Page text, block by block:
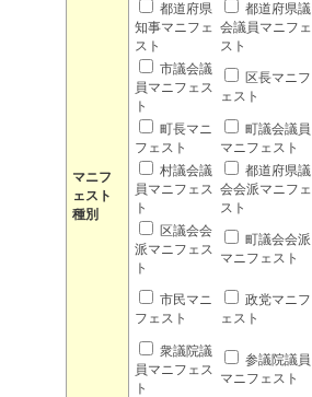
マニフ
ェスト
種別
都道府県
知事マニフェ
スト
都道府県議
会議員マニフェ
スト
市議会議
員マニフェス
ト
区長マニフ
ェスト
町長マニ
フェスト
町議会議員
マニフェスト
村議会議
員マニフェス
ト
都道府県議
会会派マニフェ
スト
区議会会
派マニフェス
ト
町議会会派
マニフェスト
市民マニ
フェスト
政党マニフ
ェスト
衆議院議
員マニフェス
ト
参議院議員
マニフェスト